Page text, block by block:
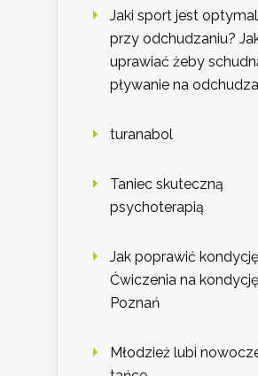
Jaki sport jest
przy odchudzaniu?
uprawiać żeby
pływanie na
turanabol
Taniec skuteczną
psychoterapią
Jak poprawić
Ćwiczenia na kondycję
Poznań
Młodzież lubi